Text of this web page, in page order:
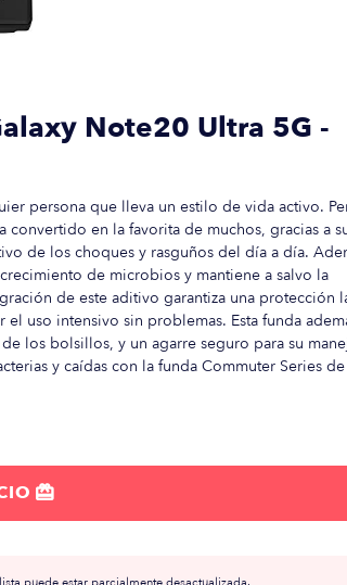
Note20 Ultra 5G -
persona que lleva un estilo de vida activo.
convertido en la favorita de muchos, gracias a
de los choques y rasguños del día a día.
de microbios y mantiene a salvo la
de este aditivo garantiza una protección
uso intensivo sin problemas. Esta funda
los bolsillos, y un agarre seguro para su
y caídas con la funda Commuter Series de
